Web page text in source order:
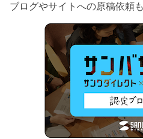
ブログやサイトへの原稿依頼